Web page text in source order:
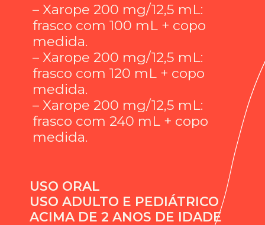
– Xarope 200 mg/12,5 mL:
frasco com 100 mL + copo
medida.
– Xarope 200 mg/12,5 mL:
frasco com 120 mL + copo
medida.
– Xarope 200 mg/12,5 mL:
frasco com 240 mL + copo
medida.
USO ORAL
USO ADULTO E PEDIÁTRICO
ACIMA DE 2 ANOS DE IDADE